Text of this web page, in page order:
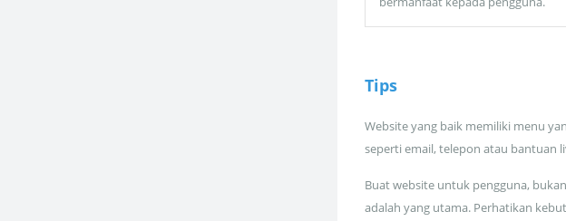
Tips
Website yang baik memiliki menu
seperti email, telepon atau bantuan
Buat website untuk pengguna,
adalah yang utama. Perhatikan